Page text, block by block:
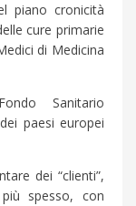
piano cronicità
cure primarie
di Medicina
Sanitario
paesi europei
dei “clienti”,
spesso, con